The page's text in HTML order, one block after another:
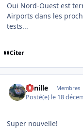
Oui Nord-Ouest est
Airports dans les
tests...
Citer
ganille Membres
Posté(e) le 18
Super nouvelle!